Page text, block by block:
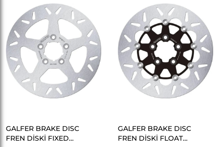
GALFER BRAKE DISC
FREN DİSKİ FIXED
GALFER BRAKE DISC
FREN DİSKİ FLOAT